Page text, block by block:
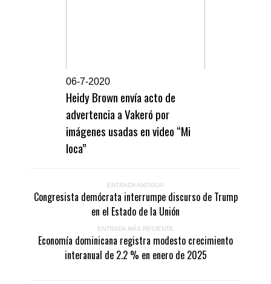
06-7-2020
Heidy Brown envía acto de
advertencia a Vakeró por
imágenes usadas en video “Mi
loca”
ENTRADA ANTIGUA
Congresista demócrata interrumpe discurso de Trump
en el Estado de la Unión
ENTRADA MÁS RECIENTE
Economía dominicana registra modesto crecimiento
interanual de 2.2 % en enero de 2025